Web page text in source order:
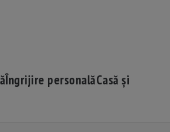
Îngrijire personalăCasă și